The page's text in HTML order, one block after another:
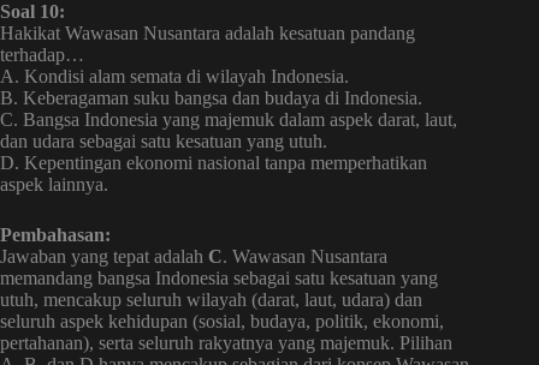
Soal 10:
Hakikat Wawasan Nusantara adalah kesatuan pandang
terhadap…
A. Kondisi alam semata di wilayah Indonesia.
B. Keberagaman suku bangsa dan budaya di Indonesia.
C. Bangsa Indonesia yang majemuk dalam aspek darat, laut,
dan udara sebagai satu kesatuan yang utuh.
D. Kepentingan ekonomi nasional tanpa memperhatikan
aspek lainnya.
Pembahasan:
Jawaban yang tepat adalah C. Wawasan Nusantara
memandang bangsa Indonesia sebagai satu kesatuan yang
utuh, mencakup seluruh wilayah (darat, laut, udara) dan
seluruh aspek kehidupan (sosial, budaya, politik, ekonomi,
pertahanan), serta seluruh rakyatnya yang majemuk. Pilihan